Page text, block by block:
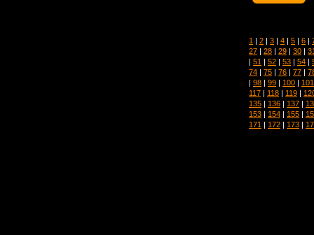
1 | 2 | 3 | 4 | 5 | 6 |
27 | 28 | 29 | 30 |
| 51 | 52 | 53 | 54 |
74 | 75 | 76 | 77 |
| 98 | 99 | 100 | 101
117 | 118 | 119 |
135 | 136 | 137 |
153 | 154 | 155 |
171 | 172 | 173 |